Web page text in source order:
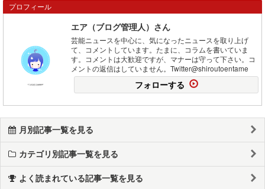
プロフィール
エア（ブログ管理人）さん
芸能ニュースを中心に、気になったニュースを取り上げ
て、コメントしています。たまに、コラムを書いていま
す。コメントは大歓迎ですが、マナーは守って下さい。コ
メントの返信はしていません。Twitter@shiroutoentame
フォローする
月別記事一覧を見る
カテゴリ別記事一覧を見る
よく読まれている記事一覧を見る